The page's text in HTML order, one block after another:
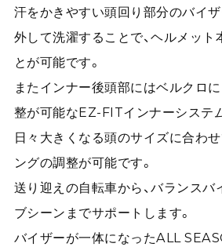
汗をかきやすい頭回り部分のバイ
外して洗濯することで、ヘルメット
とが可能です。
またインナー後頭部にはベルクロ
整が可能なEZ-FITインナーシステ
日々大きくなる頭のサイズに合わ
ングの調整が可能です。
送り迎えの自転車から、バランスバ
ブシーンまでサポートします。
バイザーが一体になったALL